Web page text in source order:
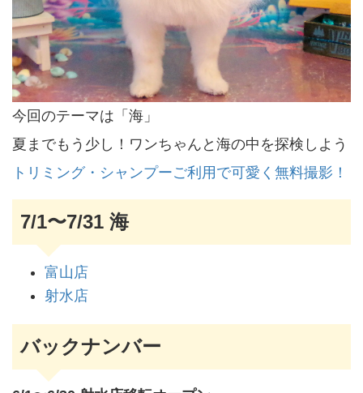
今回のテーマは「海」
夏までもう少し！ワンちゃんと海の中を探検しよう
トリミング・シャンプーご利用で可愛く無料撮影！
7/1〜7/31 海
富山店
射水店
バックナンバー